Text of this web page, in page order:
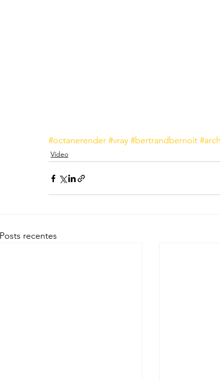
#octanerender #vray #bertrandbernoit
Vídeo
Posts recentes